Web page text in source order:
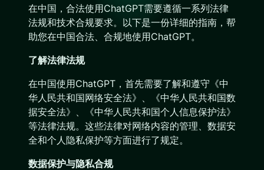
在中国，合法使用ChatGPT需要遵循一系列法律
法规和技术合规要求。以下是一份详细的指南，帮
助您在中国合法、合规地使用ChatGPT。
了解法律法规
在中国使用ChatGPT，首先需要了解和遵守《中
华人民共和国网络安全法》、《中华人民共和国数
据安全法》、《中华人民共和国个人信息保护法》
等法律法规。这些法律对网络内容的管理、数据安
全和个人隐私保护等方面进行了规定。
数据保护与隐私合规